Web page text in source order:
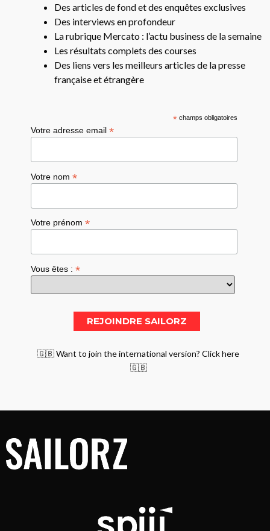
Des articles de fond et des enquêtes exclusives
Des interviews en profondeur
La rubrique Mercato : l’actu business de la semaine
Les résultats complets des courses
Des liens vers les meilleurs articles de la presse
française et étrangère
*champs obligatoires
Votre adresse email*
Votre nom*
Votre prénom*
Vous êtes :*
🇬🇧 Want to join the international version? Click here
🇬🇧